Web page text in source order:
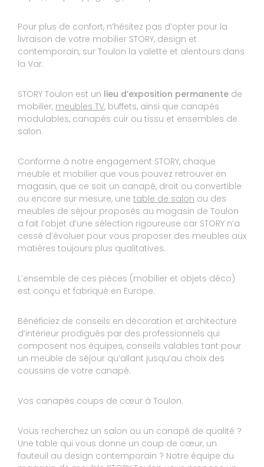
Bonjour, Nous vous remercions d'avoir pris le
temps de laisser un avis. Effectivement le
problème de réapprovisionnement des matières
premières qui a touché tous les fabricants sans
Nous vous souhaitons de profiter pleinement
de votre achat. Bien cordialement
Le 15/07/2022
8
10
PATRICK
Accueil courtois. Conseils avisés
Bonjour Monsieur, Nous vous remercions d'avoir
pris le temps de laisser un avis. Au plaisir de
vous revoir. L'équipe STORY LA VALETTE
Expérience du 31/05/2022
Publié le 09/06/2022
Avis Guest Suite
9
10
GILBERT
Très bon accueil bon conseils literies
Réponse de STORY TOULON :
Bonjour, Nous vous remercions d'avoir pris le
Pour plus de confort, n’hésitez pas d’opter pour la
livraison de votre mobilier STORY, design et
contemporain, sur Toulon la valette et alentours dans
la Var.
STORY Toulon est un lieu d’exposition permanente de
mobilier, meubles TV, buffets, ainsi que canapés
modulables, canapés cuir ou tissu et ensembles de
salon.
Conforme à notre engagement STORY, chaque
meuble et mobilier que vous pouvez retrouver en
magasin, que ce soit un canapé, droit ou convertible
ou encore sur mesure, une table de salon ou des
meubles de séjour proposés au magasin de Toulon
a fait l’objet d’une sélection rigoureuse car STORY n’a
cessé d’évoluer pour vous proposer des meubles aux
matières toujours plus qualitatives.
L’ensemble de ces pièces (mobilier et objets déco)
est conçu et fabriqué en Europe.
Bénéficiez de conseils en décoration et architecture
d’intérieur prodigués par des professionnels qui
composent nos équipes, conseils valables tant pour
un meuble de séjour qu’allant jusqu’au choix des
coussins de votre canapé.
Vos canapés coups de cœur à Toulon.
Vous recherchez un salon ou un canapé de qualité ?
Une table qui vous donne un coup de cœur, un
fauteuil au design contemporain ? Notre équipe du